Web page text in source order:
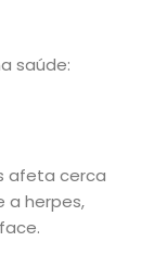
saúde:
afeta cerca
a herpes,